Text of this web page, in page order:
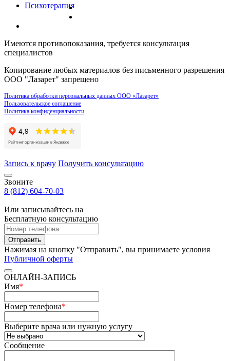
Психотерапия
Имеются противопоказания, требуется консультация
специалистов
Копирование любых материалов без письменного разрешения
ООО "Лазарет" запрещено
Политика обработки персональных данных ООО «Лазарет»
Пользовательское соглашение
Политика конфиденциальности
Запись к врачу Получить консультацию
Звоните
8 (812) 604-70-03
Или записывайтесь на
Бесплатную консультацию
Отправить
Нажимая на кнопку "Отправить", вы принимаете условия
Публичной оферты
ОНЛАЙН-ЗАПИСЬ
Имя*
Номер телефона*
Выберите врача или нужную услугу
Сообщение